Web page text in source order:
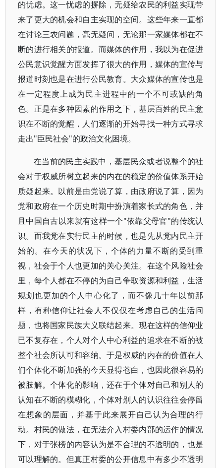
的忧虑。这一忧虑的摒除，无疑给农民的利益实现带
来了更大的机会和自主实现的空间。这些年来一直都
在讨论三农问题，毫无疑问，无论那一家媒体都在不
断的进行相关的报道。而媒体的作用，我以为在促进
公民意识觉醒方面发挥了很大的作用，媒体的宣传与
报道时刻也是在进行公民教育。大众媒体的宣传也是
在一定程度上成为民主进程中的一个不可或缺的角
色。正是在多种因素的作用之下，基层百姓的民主意
识在不断的觉醒，人们逐渐的开始寻找一种方式寻求
走出"臣民社会"的政治文化困境。
在当前的民主实践中，基层民众或者说整个的社
会对于权威所树立起来的内在的稳定的价值体系开始
质疑起来。以前是由党说了算，由政府说了算，因为
党和政府在一个历史时期中扮演着家长式的角色，并
且中国自古以来就有这样一个"依靠父母官"的传统认
识。而我党在实行民主的时候，也是先从党内民主开
始的。在今天的状况下，个体的力量不断的受到重
视，社会于个人也更加的关心关注。在这个风险社会
里，每个人都在不停的为自己争取资源和利益，生活
规划也更加的个人中心化了，而不像几十年以前那
样，有种信仰让社会人不仅仅在考虑自己的生活问
题，也将国家民族大义联结起来。现在这样的信仰业
已不复存在，个人对个人中心利益的追求在不断的被
整个社会所认可和容纳。于是权威的内在的价值在人
们个体化不断加强的今天显得苍白，也因此很容易的
被肢解。个体化的影响，还在于个体对自己和别人的
认知在不断的模糊化，个体对别人的认识往往会停留
在想象的层面，并基于此来展开自己认为合理的行
动。村民的做法，在无法介入村委内部的运作的情况
下，对于张榜的内容认为是不合理的不透明的，也是
可以理解的。但真正村委的公开信息中有多少不透明